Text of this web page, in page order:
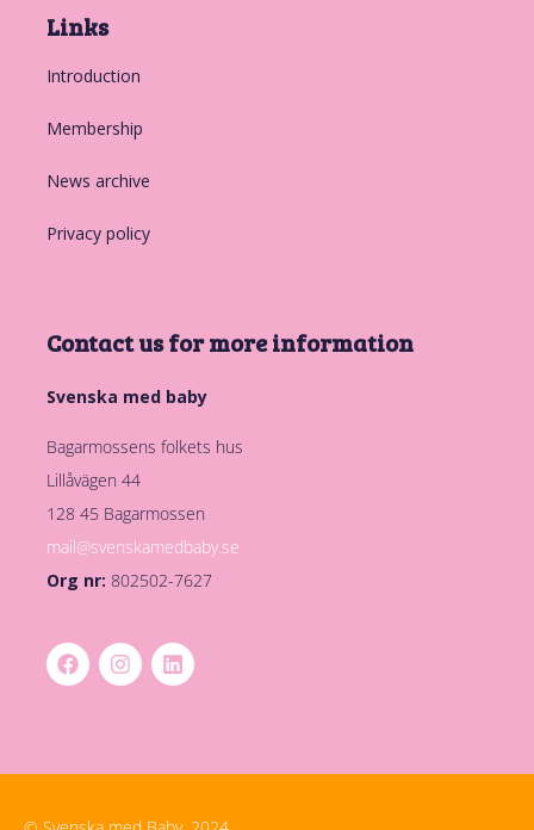
Links
Introduction
Membership
News archive
Privacy policy
Contact us for more information
Svenska med baby
Bagarmossens folkets hus
Lillåvägen 44
128 45 Bagarmossen
mail@svenskamedbaby.se
Org nr: 802502-7627